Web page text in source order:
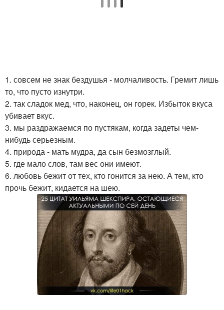
1. совсем не знак бездушья - молчаливость. Гремит лишь
то, что пусто изнутри.
2. так сладок мед, что, наконец, он горек. Избыток вкуса
убивает вкус.
3. мы раздражаемся по пустякам, когда задеты чем-
нибудь серьезным.
4. природа - мать мудра, да сын безмозглый.
5. где мало слов, там вес они имеют.
6. любовь бежит от тех, кто гонится за нею. А тем, кто
прочь бежит, кидается на шею.